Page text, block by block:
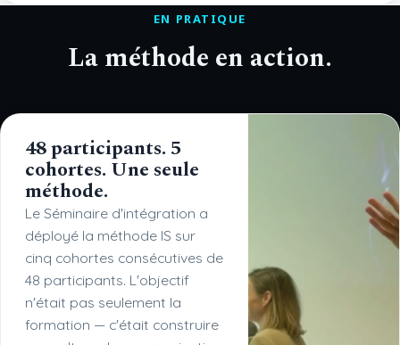
EN PRATIQUE
La méthode en action.
48 participants. 5
cohortes. Une seule
méthode.
Le Séminaire d'intégration a
déployé la méthode IS sur
cinq cohortes consécutives de
48 participants. L'objectif
n'était pas seulement la
formation — c'était construire